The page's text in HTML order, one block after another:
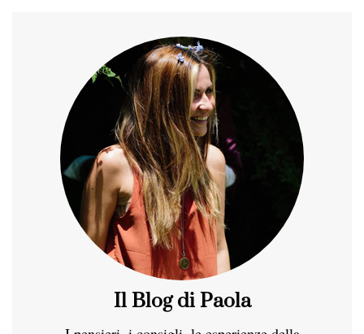
Il Blog di Paola